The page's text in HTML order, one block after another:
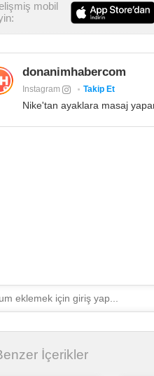
mobil
donanimhabercom
Instagram Takip Et
Nike'tan ayaklara masaj
İçerikler